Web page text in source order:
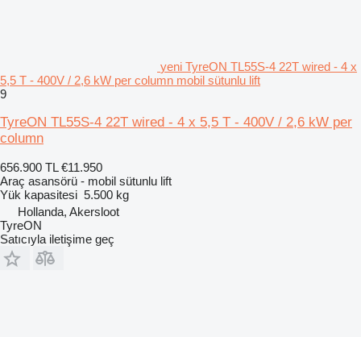
yeni TyreON TL55S-4 22T wired - 4 x
5,5 T - 400V / 2,6 kW per column mobil sütunlu lift
9
TyreON TL55S-4 22T wired - 4 x 5,5 T - 400V / 2,6 kW per
column
656.900 TL €11.950
Araç asansörü - mobil sütunlu lift
Yük kapasitesi 5.500 kg
Hollanda, Akersloot
TyreON
Satıcıyla iletişime geç